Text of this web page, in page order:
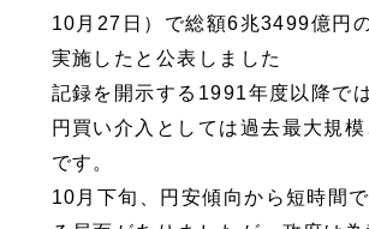
10月27日）で総額6兆3499億円
実施したと公表しました
記録を開示する1991年度以降で
円買い介入としては過去最大規模
です。
10月下旬、円安傾向から短時間